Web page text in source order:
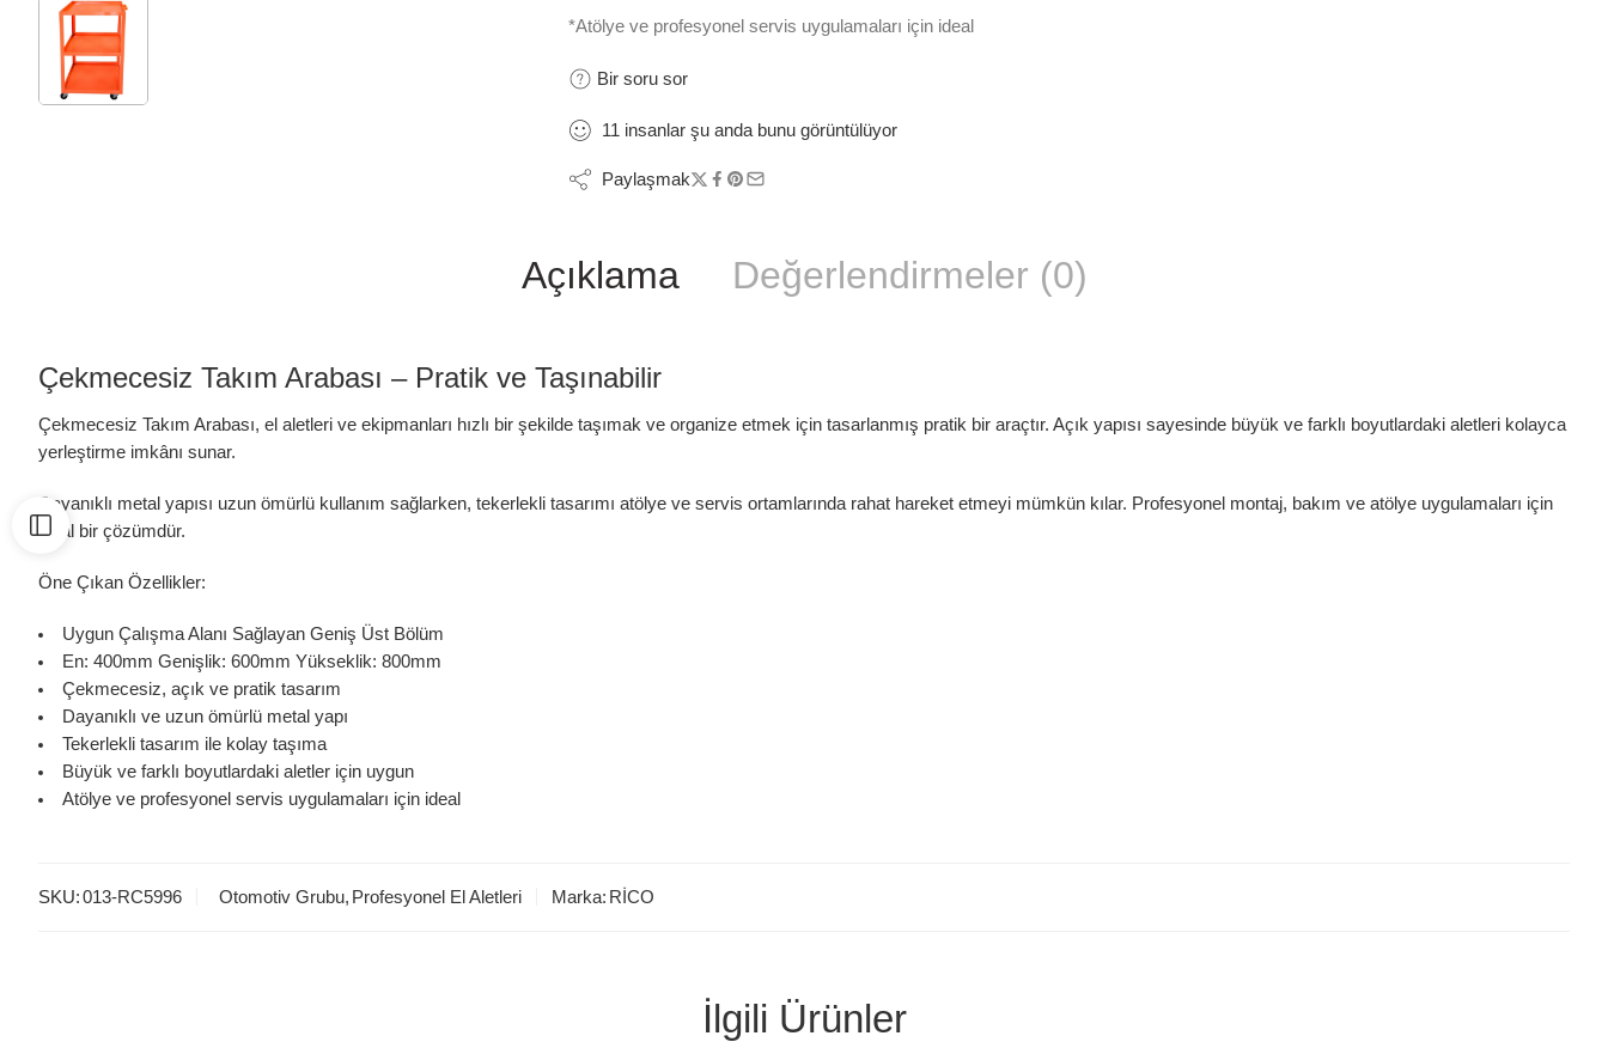
*Atölye ve profesyonel servis uygulamaları için ideal
Bir soru sor
11 insanlar şu anda bunu görüntülüyor
Paylaşmak
Açıklama Değerlendirmeler (0)
Çekmecesiz Takım Arabası – Pratik ve Taşınabilir
Çekmecesiz Takım Arabası, el aletleri ve ekipmanları hızlı bir şekilde taşımak ve organize etmek için tasarlanmış pratik bir araçtır. Açık yapısı sayesinde büyük ve farklı boyutlardaki aletleri kolayca
yerleştirme imkânı sunar.
Dayanıklı metal yapısı uzun ömürlü kullanım sağlarken, tekerlekli tasarımı atölye ve servis ortamlarında rahat hareket etmeyi mümkün kılar. Profesyonel montaj, bakım ve atölye uygulamaları için
ideal bir çözümdür.
Öne Çıkan Özellikler:
Uygun Çalışma Alanı Sağlayan Geniş Üst Bölüm
En: 400mm Genişlik: 600mm Yükseklik: 800mm
Çekmecesiz, açık ve pratik tasarım
Dayanıklı ve uzun ömürlü metal yapı
Tekerlekli tasarım ile kolay taşıma
Büyük ve farklı boyutlardaki aletler için uygun
Atölye ve profesyonel servis uygulamaları için ideal
SKU:013-RC5996 Otomotiv Grubu, Profesyonel El Aletleri Marka: RİCO
İlgili Ürünler